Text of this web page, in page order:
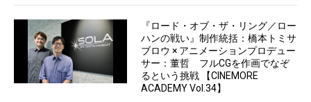
『ロード・オブ・ザ・リング／ロー
ハンの戦い』制作統括：橋本トミサ
ブロウ × アニメーションプロデュー
サー：董哲 フルCGを作画でなぞ
るという挑戦 【CINEMORE
ACADEMY Vol.34】